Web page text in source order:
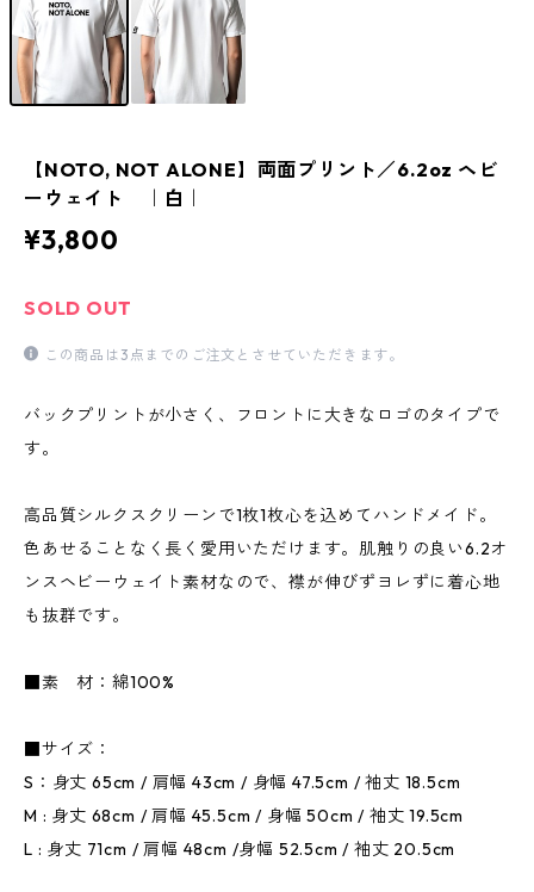
【NOTO, NOT ALONE】両面プリント／6.2oz ヘビ
ーウェイト ｜白｜
¥3,800
SOLD OUT
この商品は3点までのご注文とさせていただきます。
バックプリントが小さく、フロントに大きなロゴのタイプで
す。
高品質シルクスクリーンで1枚1枚心を込めてハンドメイド。
色あせることなく長く愛用いただけます。肌触りの良い6.2オ
ンスヘビーウェイト素材なので、襟が伸びずヨレずに着心地
も抜群です。
■素 材：綿100%
■サイズ：
S：身丈 65cm / 肩幅 43cm / 身幅 47.5cm / 袖丈 18.5cm
M : 身丈 68cm / 肩幅 45.5cm / 身幅 50cm / 袖丈 19.5cm
L : 身丈 71cm / 肩幅 48cm /身幅 52.5cm / 袖丈 20.5cm